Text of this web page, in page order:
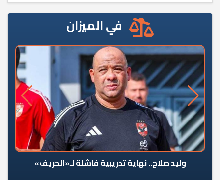
في الميزان
وليد صلاح.. نهاية تدريبية فاشلة لـ«الحريف»